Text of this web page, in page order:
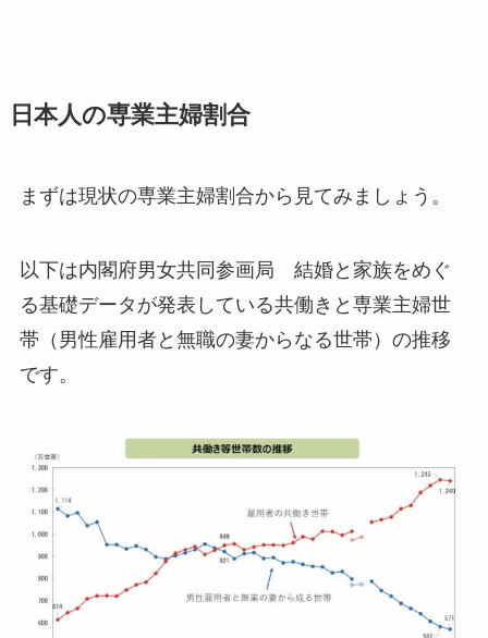
日本人の専業主婦割合
まずは現状の専業主婦割合から見てみましょう。
以下は内閣府男女共同参画局 結婚と家族をめぐ
る基礎データが発表している共働きと専業主婦世
帯（男性雇用者と無職の妻からなる世帯）の推移
です。